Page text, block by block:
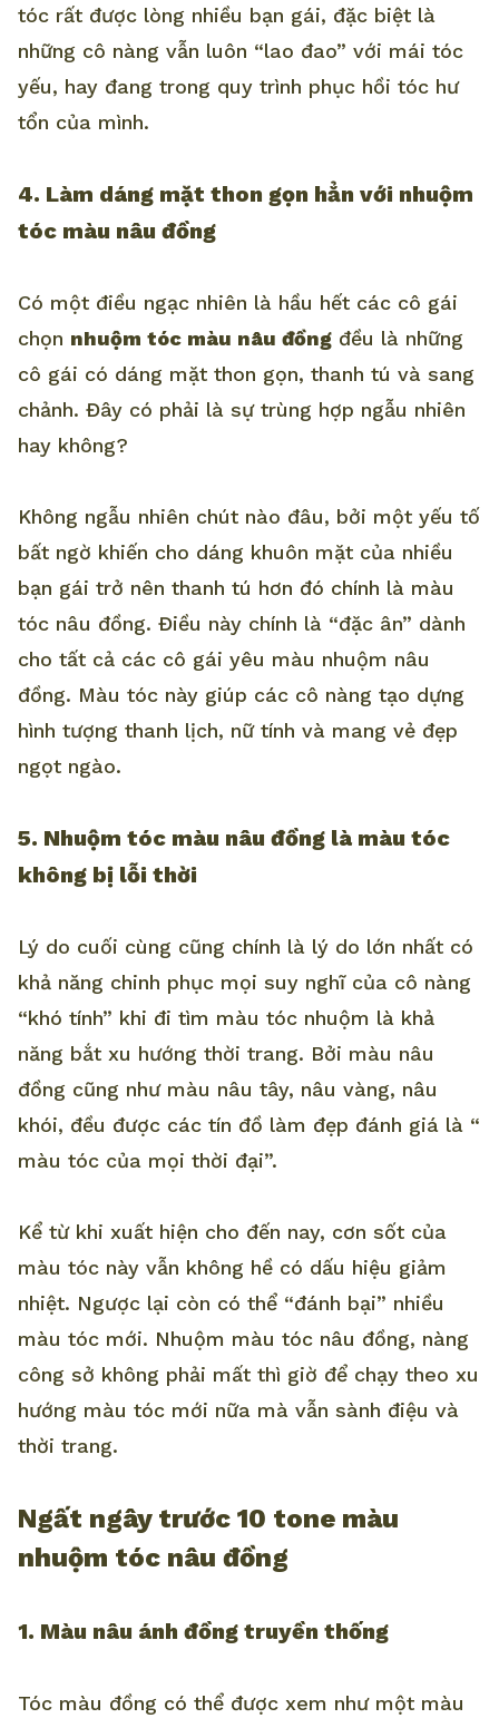
tóc rất được lòng nhiều bạn gái, đặc biệt là
những cô nàng vẫn luôn “lao đao” với mái tóc
yếu, hay đang trong quy trình phục hồi tóc hư
tổn của mình.
4. Làm dáng mặt thon gọn hẳn với nhuộm
tóc màu nâu đồng
Có một điều ngạc nhiên là hầu hết các cô gái
chọn nhuộm tóc màu nâu đồng đều là những
cô gái có dáng mặt thon gọn, thanh tú và sang
chảnh. Đây có phải là sự trùng hợp ngẫu nhiên
hay không?
Không ngẫu nhiên chút nào đâu, bởi một yếu tố
bất ngờ khiến cho dáng khuôn mặt của nhiều
bạn gái trở nên thanh tú hơn đó chính là màu
tóc nâu đồng. Điều này chính là “đặc ân” dành
cho tất cả các cô gái yêu màu nhuộm nâu
đồng. Màu tóc này giúp các cô nàng tạo dựng
hình tượng thanh lịch, nữ tính và mang vẻ đẹp
ngọt ngào.
5. Nhuộm tóc màu nâu đồng là màu tóc
không bị lỗi thời
Lý do cuối cùng cũng chính là lý do lớn nhất có
khả năng chinh phục mọi suy nghĩ của cô nàng
“khó tính” khi đi tìm màu tóc nhuộm là khả
năng bắt xu hướng thời trang. Bởi màu nâu
đồng cũng như màu nâu tây, nâu vàng, nâu
khói, đều được các tín đồ làm đẹp đánh giá là “
màu tóc của mọi thời đại”.
Kể từ khi xuất hiện cho đến nay, cơn sốt của
màu tóc này vẫn không hề có dấu hiệu giảm
nhiệt. Ngược lại còn có thể “đánh bại” nhiều
màu tóc mới. Nhuộm màu tóc nâu đồng, nàng
công sở không phải mất thì giờ để chạy theo xu
hướng màu tóc mới nữa mà vẫn sành điệu và
thời trang.
Ngất ngây trước 10 tone màu
nhuộm tóc nâu đồng
1. Màu nâu ánh đồng truyền thống
Tóc màu đồng có thể được xem như một màu